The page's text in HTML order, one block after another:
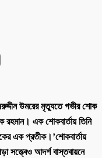
উমরের মৃত্যুতে গভীর শোক
রহমান। এক শোকবার্তায় তিনি
এক প্রতীক।’শোকবার্তায়
সত্ত্বেও আদর্শ বাস্তবায়নে